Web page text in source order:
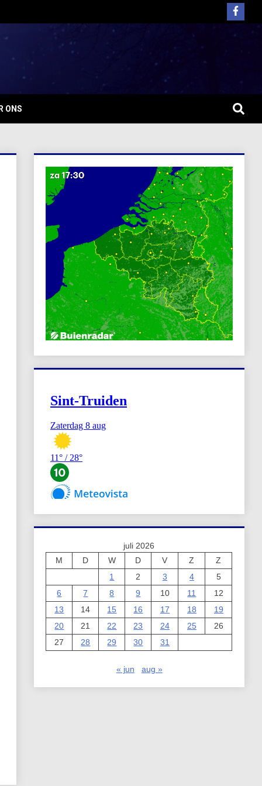
ONS
juli 2026
M
D W D V Z
Z
1
2 3 4
5
6
7 8 9 10 11
12
13
14 15 16 17 18
19
20
21 22 23 24 25
26
27
28 29 30 31
« jun aug »